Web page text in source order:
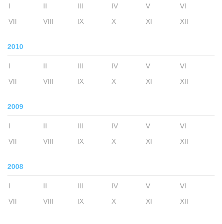
I II III IV V
VI
VII
VIII IX X XI XII
2010
I II III IV V
VI
VII
VIII IX X XI XII
2009
I II III IV V
VI
VII
VIII IX X XI XII
2008
I II III IV V
VI
VII
VIII IX X XI XII